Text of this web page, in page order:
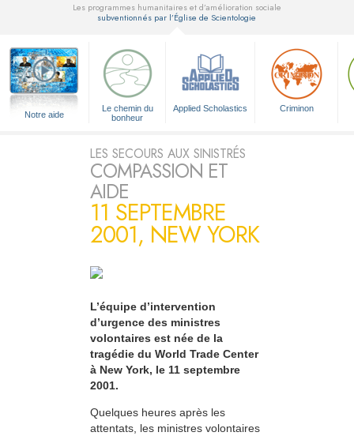
Les programmes humanitaires et d’amélioration sociale
subventionnés par l’Église de Scientologie
Notre aide
Le chemin du
bonheur
Applied Scholastics Criminon
LES SECOURS AUX SINISTRÉS
COMPASSION ET
AIDE
11 SEPTEMBRE
2001, NEW YORK
L’équipe d’intervention
d’urgence des ministres
volontaires est née de la
tragédie du World Trade Center
à New York, le 11 septembre
2001.
Quelques heures après les
attentats, les ministres volontaires